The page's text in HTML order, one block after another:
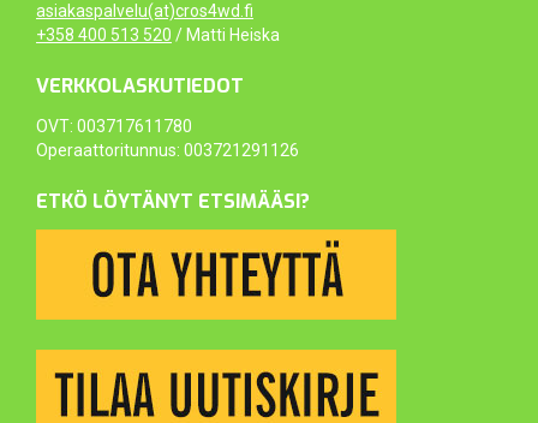
asiakaspalvelu(at)cros4wd.fi
+358 400 513 520 / Matti Heiska
VERKKOLASKUTIEDOT
OVT: 003717611780
Operaattoritunnus: 003721291126
ETKÖ LÖYTÄNYT ETSIMÄÄSI?